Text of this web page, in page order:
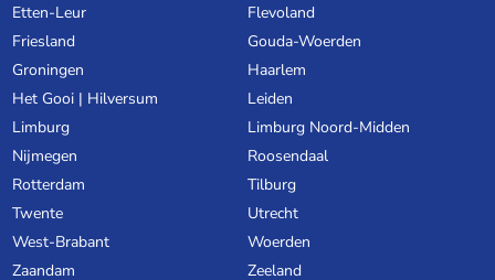
Etten-Leur
Flevoland
Friesland
Gouda-Woerden
Groningen
Haarlem
Het Gooi | Hilversum
Leiden
Limburg
Limburg Noord-Midden
Nijmegen
Roosendaal
Rotterdam
Tilburg
Twente
Utrecht
West-Brabant
Woerden
Zaandam
Zeeland